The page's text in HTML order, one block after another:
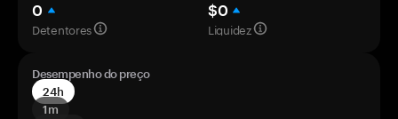
0
Detentores
$0
Liquidez
Desempenho do preço
24h
1m